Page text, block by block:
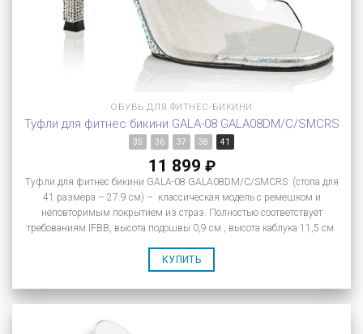
ОБУВЬ ДЛЯ ФИТНЕС-БИКИНИ
Туфли для фитнес бикини GALA-08 GALA08DM/C/SMCRS
35 36 37 38 41
11 899 ₽
Туфли для фитнес бикини GALA-08 GALA08DM/C/SMCRS (стопа для
41 размера – 27.9 см) – классическая модель с ремешком и
неповторимым покрытием из страз. Полностью соответствует
требованиям IFBB, высота подошвы 0,9 см., высота каблука 11,5 см.
КУПИТЬ